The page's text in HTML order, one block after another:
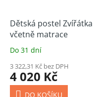
Dětská postel Zvířátka
včetně matrace
Do 31 dní
3 322,31 Kč bez DPH
4 020 Kč
DO KOŠÍKU